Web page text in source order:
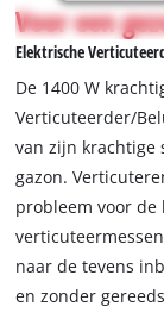
permitted
to
to
trackers
that
are
to
the
Voor een
Elektrische
De 1400 W
Verticuteerder/
van zijn krachtige
gazon.
probleem voor de
naar de tevens
en zonder